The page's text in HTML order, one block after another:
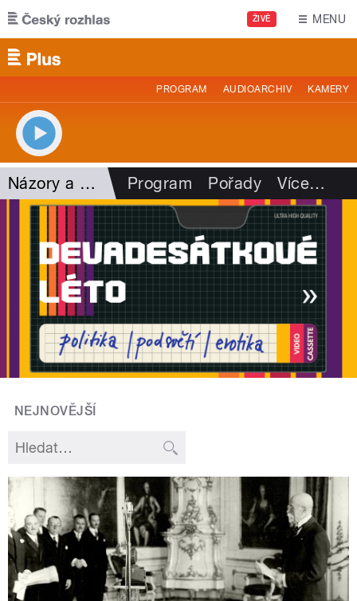
Přejít k hlavnímu obsahu
ŽIVĚ MENU
PROGRAM AUDIOARCHIV KAMERY
Názory a argumenty Program Pořady Více…
NEJNOVĚJŠÍ